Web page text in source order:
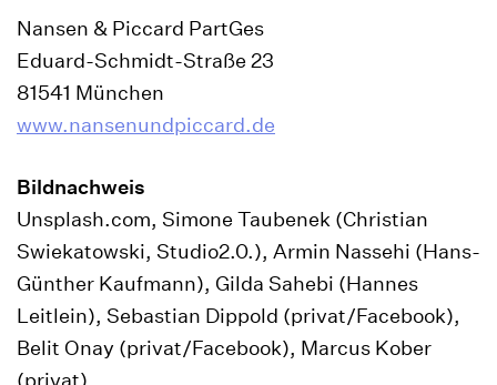
Nansen & Piccard PartGes
Eduard-Schmidt-Straße 23
81541 München
www.nansenundpiccard.de
Bildnachweis
Unsplash.com, Simone Taubenek (Christian
Swiekatowski, Studio2.0.), Armin Nassehi (Hans-
Günther Kaufmann), Gilda Sahebi (Hannes
Leitlein), Sebastian Dippold (privat/Facebook),
Belit Onay (privat/Facebook), Marcus Kober
(privat)